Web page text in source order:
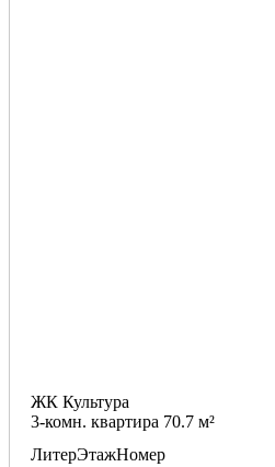
ЖК Культура
3-комн. квартира 70.7 м²
ЛитерЭтажНомер